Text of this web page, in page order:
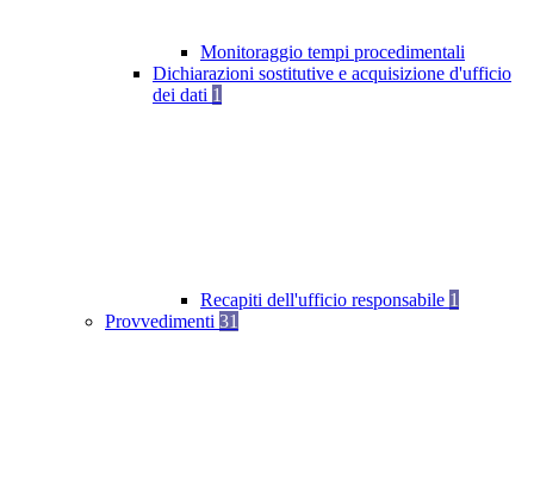
Monitoraggio tempi procedimentali
Dichiarazioni sostitutive e acquisizione d'ufficio
dei dati 1
Recapiti dell'ufficio responsabile 1
Provvedimenti 31